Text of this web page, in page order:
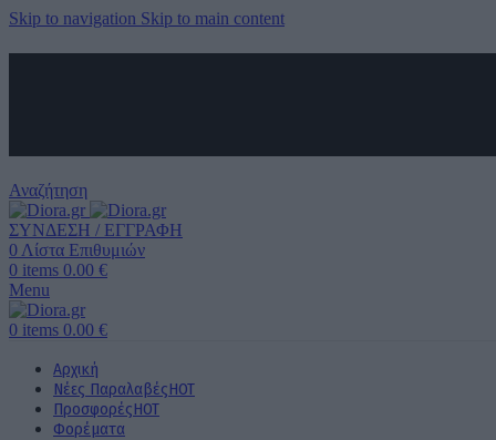
Skip to navigation Skip to main content
Αναζήτηση
ΣΥΝΔΕΣΗ / ΕΓΓΡΑΦΗ
0 Λίστα Επιθυμιών
0 items 0.00 €
Menu
0 items 0.00 €
Αρχική
Νέες ΠαραλαβέςHOT
ΠροσφορέςHOT
Φορέματα